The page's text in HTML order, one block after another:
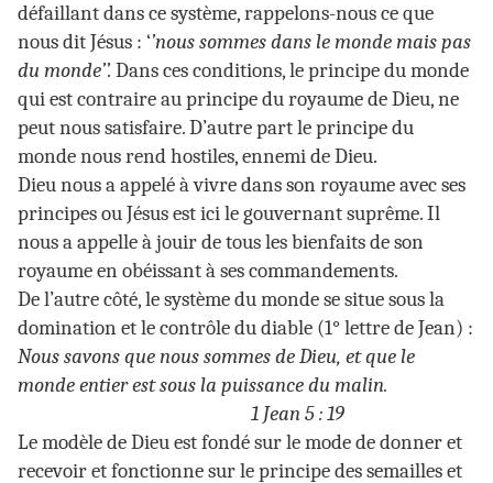
défaillant dans ce système, rappelons-nous ce que
nous dit Jésus : ‘’nous sommes dans le monde mais pas
du monde’’. Dans ces conditions, le principe du monde
qui est contraire au principe du royaume de Dieu, ne
peut nous satisfaire. D’autre part le principe du
monde nous rend hostiles, ennemi de Dieu.
Dieu nous a appelé à vivre dans son royaume avec ses
principes ou Jésus est ici le gouvernant suprême. Il
nous a appelle à jouir de tous les bienfaits de son
royaume en obéissant à ses commandements.
De l’autre côté, le système du monde se situe sous la
domination et le contrôle du diable (1° lettre de Jean) :
Nous savons que nous sommes de Dieu, et que le
monde entier est sous la puissance du malin.
1 Jean 5 : 19
Le modèle de Dieu est fondé sur le mode de donner et
recevoir et fonctionne sur le principe des semailles et